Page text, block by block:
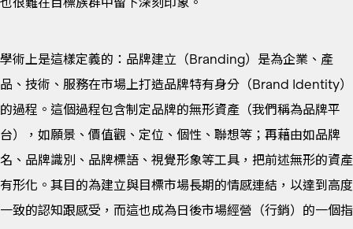
學術上是這樣定義的：品牌建立（Branding）是為企業、產
品、技術、服務在市場上打造品牌特有身分（Brand Identity）
的過程。這個過程包含制定品牌的無形資產（我們稱為品牌平
台），如願景、價值觀、定位、個性、聯想等；再藉由如品牌
名、品牌識別、品牌標語、視覺形象等工具，把前述無形的資產
有形化。其目的為建立與目標市場長期的情感連結，以達到高度
一致的認知跟感受，而這也成為日後市場經營（行銷）的一個指